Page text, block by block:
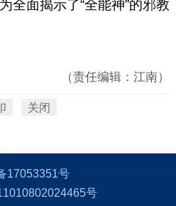
全面揭示了“全能神”的邪教
（责任编辑：江南）
关闭
17053351号
号